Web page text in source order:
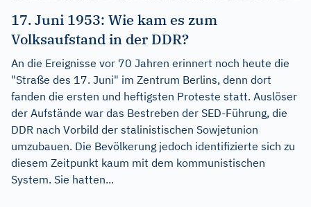
17. Juni 1953: Wie kam es zum
Volksaufstand in der DDR?
An die Ereignisse vor 70 Jahren erinnert noch heute die
"Straße des 17. Juni" im Zentrum Berlins, denn dort
fanden die ersten und heftigsten Proteste statt. Auslöser
der Aufstände war das Bestreben der SED-Führung, die
DDR nach Vorbild der stalinistischen Sowjetunion
umzubauen. Die Bevölkerung jedoch identifizierte sich zu
diesem Zeitpunkt kaum mit dem kommunistischen
System. Sie hatten...